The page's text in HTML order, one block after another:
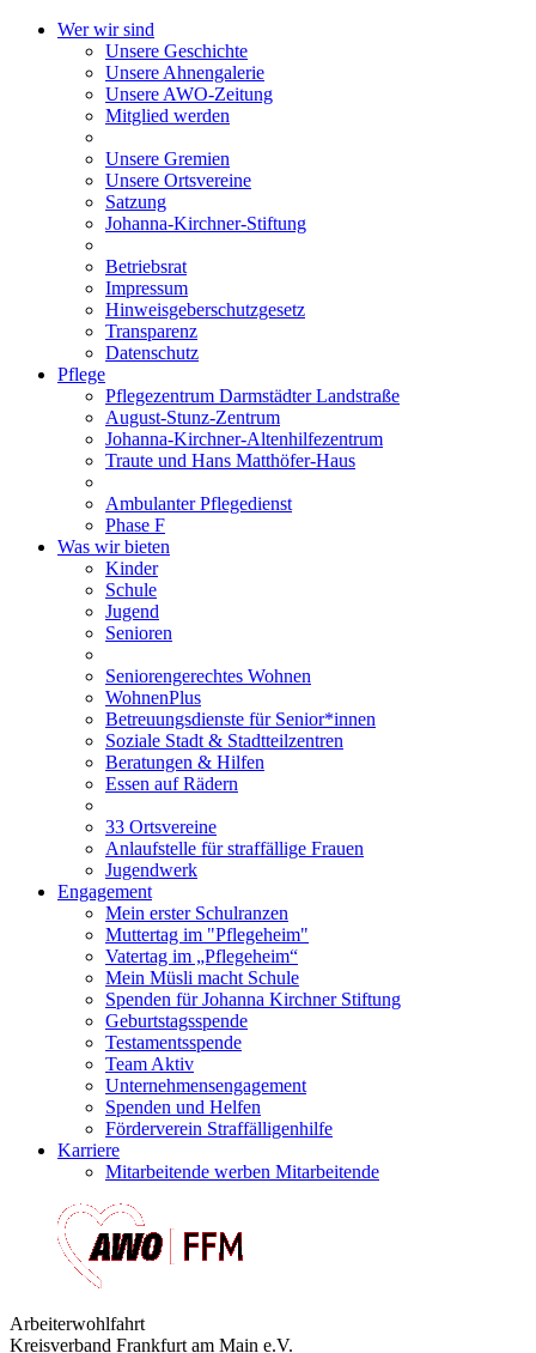
Wer wir sind
Unsere Geschichte
Unsere Ahnengalerie
Unsere AWO-Zeitung
Mitglied werden
Unsere Gremien
Unsere Ortsvereine
Satzung
Johanna-Kirchner-Stiftung
Betriebsrat
Impressum
Hinweisgeberschutzgesetz
Transparenz
Datenschutz
Pflege
Pflegezentrum Darmstädter Landstraße
August-Stunz-Zentrum
Johanna-Kirchner-Altenhilfezentrum
Traute und Hans Matthöfer-Haus
Ambulanter Pflegedienst
Phase F
Was wir bieten
Kinder
Schule
Jugend
Senioren
Seniorengerechtes Wohnen
WohnenPlus
Betreuungsdienste für Senior*innen
Soziale Stadt & Stadtteilzentren
Beratungen & Hilfen
Essen auf Rädern
33 Ortsvereine
Anlaufstelle für straffällige Frauen
Jugendwerk
Engagement
Mein erster Schulranzen
Muttertag im "Pflegeheim"
Vatertag im „Pflegeheim“
Mein Müsli macht Schule
Spenden für Johanna Kirchner Stiftung
Geburtstagsspende
Testamentsspende
Team Aktiv
Unternehmensengagement
Spenden und Helfen
Förderverein Straffälligenhilfe
Karriere
Mitarbeitende werben Mitarbeitende
Arbeiterwohlfahrt
Kreisverband Frankfurt am Main e.V.